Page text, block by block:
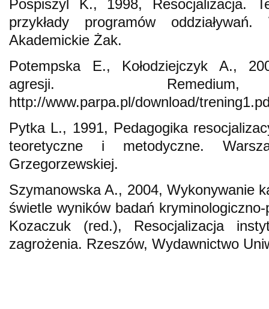
Pospiszyl K., 1998, Resocjalizacja.
przykłady programów oddziaływań.
Akademickie Żak.
Potempska E., Kołodziejczyk A.,
agresji. Remedium,
http://www.parpa.pl/download/
Pytka L., 1991, Pedagogika
teoretyczne i metodyczne.
Grzegorzewskiej.
Szymanowska A., 2004, Wykonywanie
świetle wyników badań
Kozaczuk (red.), Resocjalizacja
zagrożenia. Rzeszów, Wydawnictwo